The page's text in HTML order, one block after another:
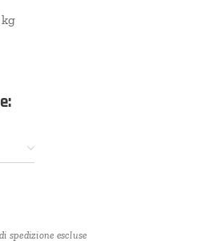
spedizione escluse